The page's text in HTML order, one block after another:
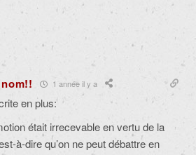
1 année il y a
en plus:
était irrecevable en vertu de la
à-dire qu’on ne peut débattre en